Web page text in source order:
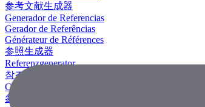
参考文献生成器
Generador de Referencias
Gerador de Referências
Générateur de Références
参照生成器
Referenzgenerator
참조 생성기
Công Cụ Tạo Tài Liệu Tham Khảo
參考文獻生成器